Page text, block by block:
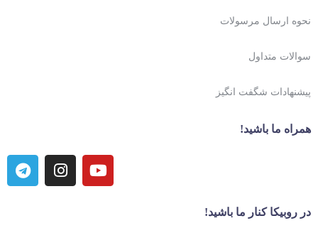
نحوه ارسال مرسولات
سوالات متداول
پیشنهادات شگفت انگیز
همراه ما باشید!
در روبیکا کنار ما باشید!